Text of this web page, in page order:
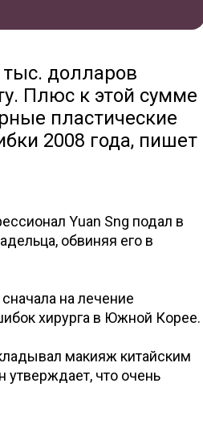
долларов
Плюс к этой сумме
пластические
2008 года, пишет
Yuan Sng подал в
обвиняя его в
на лечение
хирурга в Южной Корее.
макияж китайским
утверждает, что очень